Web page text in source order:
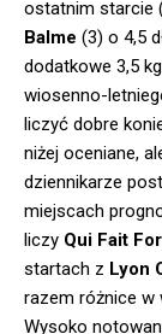
ostatnim starcie
Balme (3) o 4,5
dodatkowe 3,5
wiosenno-
liczyć dobre
niżej oceniane,
dziennikarze
miejscach
liczy Qui Fait
startach z Lyon
razem różnice w
Wysoko